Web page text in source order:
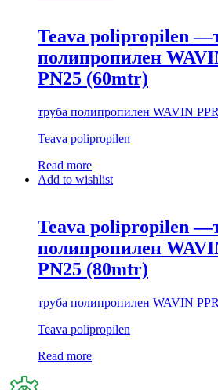
Teava polipropilen
полипропилен
PN25 (60mtr)
труба полипропилен WAVIN
Teava polipropilen
Read more
Add to wishlist
Teava polipropilen
полипропилен
PN25 (80mtr)
труба полипропилен WAVIN
Teava polipropilen
Read more